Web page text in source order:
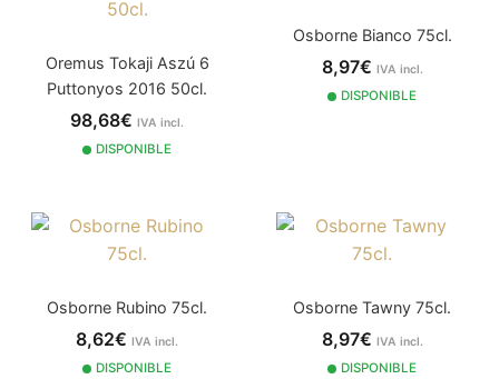
Oremus Tokaji Aszú 6
Puttonyos 2016 50cl.
98,68€ IVA incl.
DISPONIBLE
Osborne Bianco 75cl.
8,97€ IVA incl.
DISPONIBLE
Osborne Rubino 75cl.
8,62€ IVA incl.
DISPONIBLE
Osborne Tawny 75cl.
8,97€ IVA incl.
DISPONIBLE